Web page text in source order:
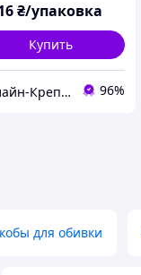
₴/упаковка
Купить
Онлайн-Крепеж 96%
для обивки